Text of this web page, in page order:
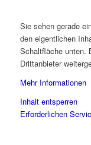
Sie sehen gerade
den eigentlichen
Schaltfläche unten.
Drittanbieter
Mehr Informationen
Inhalt entsperren
Erforderlichen